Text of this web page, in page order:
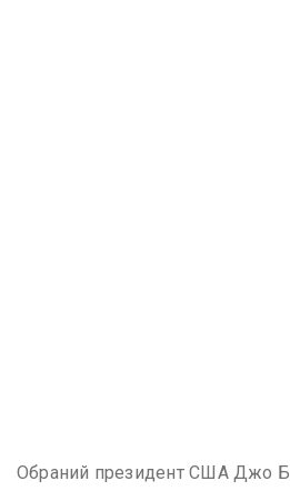
Обраний президент США Джо